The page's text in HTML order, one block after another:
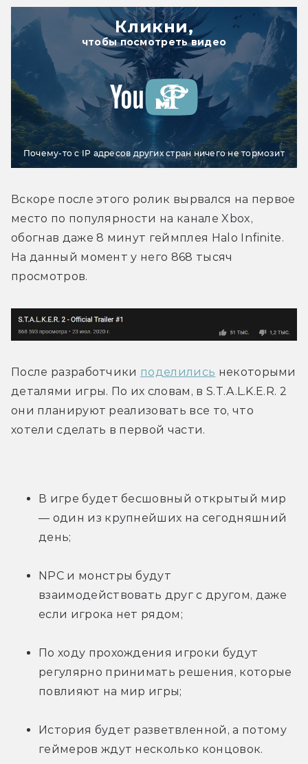
Кликни,
чтобы посмотреть видео
Почему-то с IP адресов других стран ничего не тормозит
Вскоре после этого ролик вырвался на первое
место по популярности на канале Xbox,
обогнав даже 8 минут геймплея Halo Infinite.
На данный момент у него 868 тысяч
просмотров.
После разработчики поделились некоторыми
деталями игры. По их словам, в S.T.A.L.K.E.R. 2
они планируют реализовать все то, что
хотели сделать в первой части.
В игре будет бесшовный открытый мир
— один из крупнейших на сегодняшний
день;
NPC и монстры будут
взаимодействовать друг с другом, даже
если игрока нет рядом;
По ходу прохождения игроки будут
регулярно принимать решения, которые
повлияют на мир игры;
История будет разветвленной, а потому
геймеров ждут несколько концовок.